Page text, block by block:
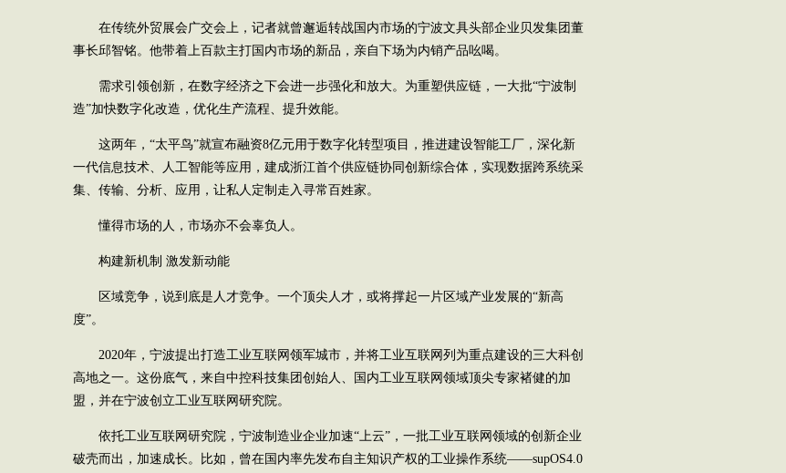
在传统外贸展会广交会上，记者就曾邂逅转战国内市场的宁波文具头部企业贝发集团董
事长邱智铭。他带着上百款主打国内市场的新品，亲自下场为内销产品吆喝。
需求引领创新，在数字经济之下会进一步强化和放大。为重塑供应链，一大批“宁波制
造”加快数字化改造，优化生产流程、提升效能。
这两年，“太平鸟”就宣布融资8亿元用于数字化转型项目，推进建设智能工厂，深化新
一代信息技术、人工智能等应用，建成浙江首个供应链协同创新综合体，实现数据跨系统采
集、传输、分析、应用，让私人定制走入寻常百姓家。
懂得市场的人，市场亦不会辜负人。
构建新机制 激发新动能
区域竞争，说到底是人才竞争。一个顶尖人才，或将撑起一片区域产业发展的“新高
度”。
2020年，宁波提出打造工业互联网领军城市，并将工业互联网列为重点建设的三大科创
高地之一。这份底气，来自中控科技集团创始人、国内工业互联网领域顶尖专家褚健的加
盟，并在宁波创立工业互联网研究院。
依托工业互联网研究院，宁波制造业企业加速“上云”，一批工业互联网领域的创新企业
破壳而出，加速成长。比如，曾在国内率先发布自主知识产权的工业操作系统——supOS4.0